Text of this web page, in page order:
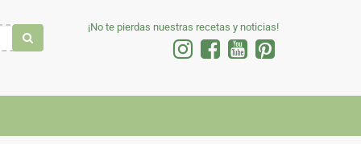
¡No te pierdas nuestras recetas y noticias!